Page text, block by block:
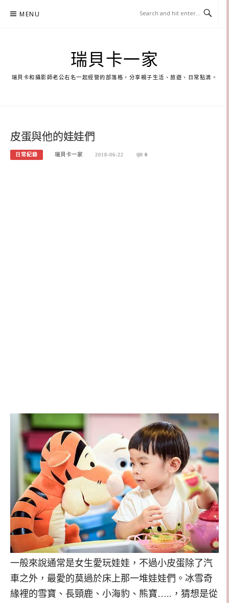
MENU
瑞貝卡一家
瑞貝卡和攝影師老公右名一起經營的部落格，分享親子生活、旅遊、日常點滴。
皮蛋與他的娃娃們
日常紀錄 瑞貝卡一家 2018-06-22 0
一般來說通常是女生愛玩娃娃，不過小皮蛋除了汽
車之外，最愛的莫過於床上那一堆娃娃們。冰雪奇
緣裡的雪寶、長頸鹿、小海豹、熊寶….. ，猜想是從